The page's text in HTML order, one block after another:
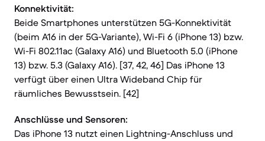
Konnektivität:
Beide Smartphones unterstützen 5G-Konnektivität
(beim A16 in der 5G-Variante), Wi-Fi 6 (iPhone 13) bzw.
Wi-Fi 802.11ac (Galaxy A16) und Bluetooth 5.0 (iPhone
13) bzw. 5.3 (Galaxy A16). [37, 42, 46] Das iPhone 13
verfügt über einen Ultra Wideband Chip für
räumliches Bewusstsein. [42]
Anschlüsse und Sensoren:
Das iPhone 13 nutzt einen Lightning-Anschluss und